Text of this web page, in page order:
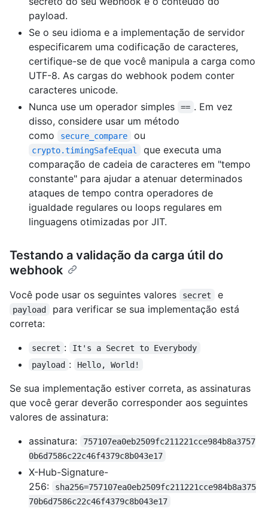
payload.
Se o seu idioma e a implementação de servidor
especificarem uma codificação de caracteres,
certifique-se de que você manipula a carga como
UTF-8. As cargas do webhook podem conter
caracteres unicode.
Nunca use um operador simples
== . Em vez
disso, considere usar um método
como
secure_compare ou
crypto.timingSafeEqual
que executa uma
comparação de cadeia de caracteres em "tempo
constante" para ajudar a atenuar determinados
ataques de tempo contra operadores de
igualdade regulares ou loops regulares em
linguagens otimizadas por JIT.
Testando a validação da carga útil do
webhook
Você pode usar os seguintes valores secret e
payload
para verificar se sua implementação está
correta:
secret :
It's a Secret to Everybody
payload : Hello, World!
Se sua implementação estiver correta, as assinaturas
que você gerar deverão corresponder aos seguintes
valores de assinatura:
assinatura:
757107ea0eb2509fc211221cce984b8a3757
0b6d7586c22c46f4379c8b043e17
X-Hub-Signature-
256:
sha256=757107ea0eb2509fc211221cce984b8a375
70b6d7586c22c46f4379c8b043e17